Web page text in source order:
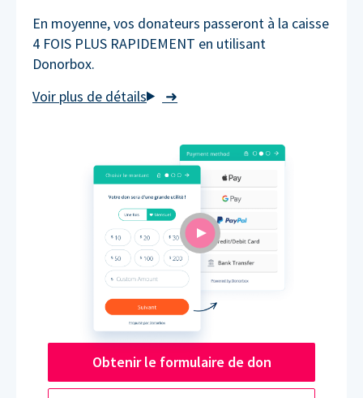
➜
En moyenne, vos donateurs passeront à la caisse
4 FOIS PLUS RAPIDEMENT en utilisant
Donorbox.
Obtenir le formulaire de don